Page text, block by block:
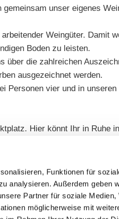
Funktionen für
analysieren. Außerdem geben
Partner für soziale Medien,
möglicherweise mit
unser eigenes
Weingüter. Damit
Boden zu leisten.
die zahlreichen
ausgezeichnet werden.
Personen vier und in
Hier könnt Ihr in Ruhe
für das perfekte Weinpräsent